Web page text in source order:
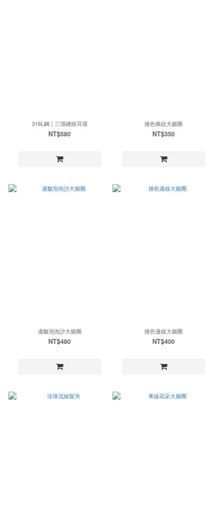
316L鋼｜三環纏繞耳環
NT$580
撞色條紋大腸圈
NT$350
邊皺泡泡沙大腸圈
NT$480
撞色邊線大腸圈
NT$400